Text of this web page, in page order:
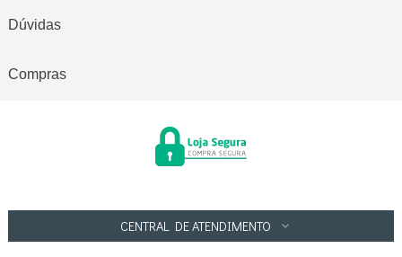
Dúvidas
Compras
CENTRAL DE ATENDIMENTO